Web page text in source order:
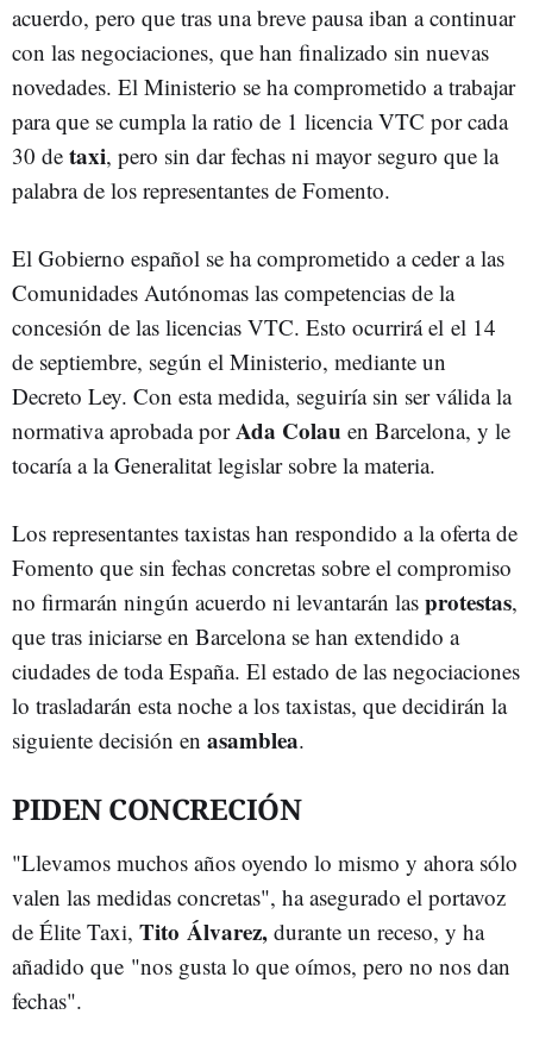
acuerdo, pero que tras una breve pausa iban a continuar
con las negociaciones, que han finalizado sin nuevas
novedades. El Ministerio se ha comprometido a trabajar
para que se cumpla la ratio de 1 licencia VTC por cada
30 de taxi, pero sin dar fechas ni mayor seguro que la
palabra de los representantes de Fomento.
El Gobierno español se ha comprometido a ceder a las
Comunidades Autónomas las competencias de la
concesión de las licencias VTC. Esto ocurrirá el el 14
de septiembre, según el Ministerio, mediante un
Decreto Ley. Con esta medida, seguiría sin ser válida la
normativa aprobada porAda Colau en Barcelona, y le
tocaría a la Generalitat legislar sobre la materia.
Los representantes taxistas han respondido a la oferta de
Fomento que sin fechas concretas sobre el compromiso
no firmarán ningún acuerdo ni levantarán las protestas,
que tras iniciarse en Barcelona se han extendido a
ciudades de toda España. El estado de las negociaciones
lo trasladarán esta noche a los taxistas, que decidirán la
siguiente decisión en asamblea.
PIDEN CONCRECIÓN
"Llevamos muchos años oyendo lo mismo y ahora sólo
valen las medidas concretas", ha asegurado el portavoz
de Élite Taxi, Tito Álvarez, durante un receso, y ha
añadido que "nos gusta lo que oímos, pero no nos dan
fechas".